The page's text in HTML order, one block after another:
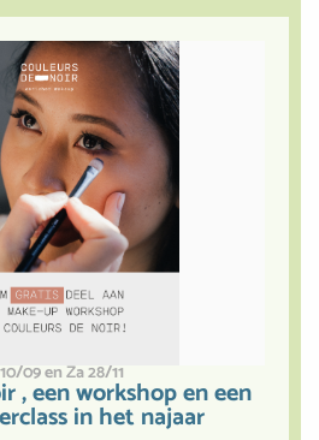
09 en Za 28/11
, een workshop en een
in het najaar